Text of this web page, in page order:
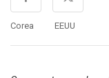
Corea EEUU